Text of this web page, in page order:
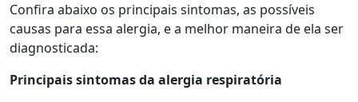
Confira abaixo os principais sintomas, as possíveis
causas para essa alergia, e a melhor maneira de ela ser
diagnosticada:
Principais sintomas da alergia respiratória